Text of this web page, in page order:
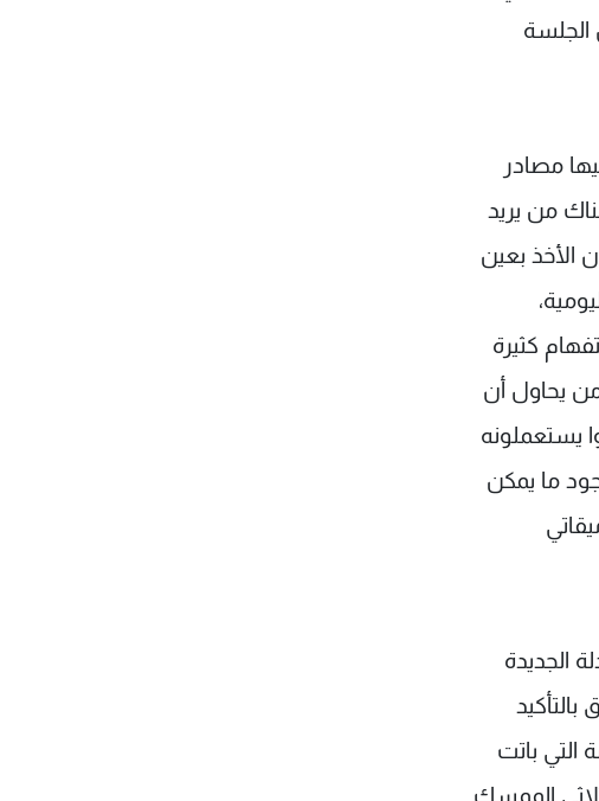
الجلسة
مصادر
من يريد
الأخذ بعين
كثيرة
يحاول أن
يستعملونه
ما يمكن
الجديدة
التي باتت